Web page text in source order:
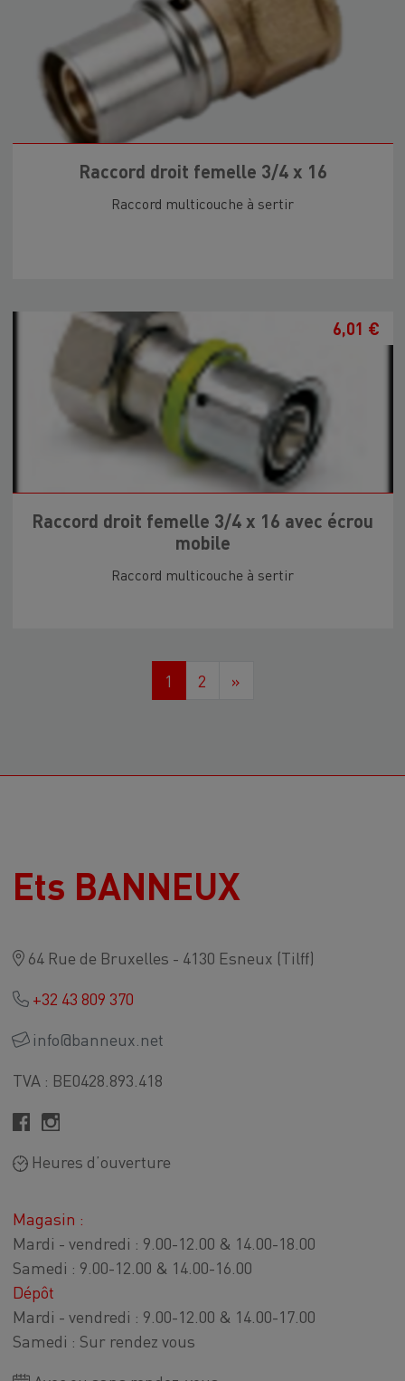
Raccord droit femelle 3/4 x 16
Raccord multicouche à sertir
6,01 €
Raccord droit femelle 3/4 x 16 avec écrou
mobile
Raccord multicouche à sertir
1 2 »
Ets BANNEUX
64 Rue de Bruxelles - 4130 Esneux (Tilff)
+32 43 809 370
info@banneux.net
TVA : BE0428.893.418
Heures d’ouverture
Magasin :
Mardi - vendredi : 9.00-12.00 & 14.00-18.00
Samedi : 9.00-12.00 & 14.00-16.00
Dépôt
Mardi - vendredi : 9.00-12.00 & 14.00-17.00
Samedi : Sur rendez vous